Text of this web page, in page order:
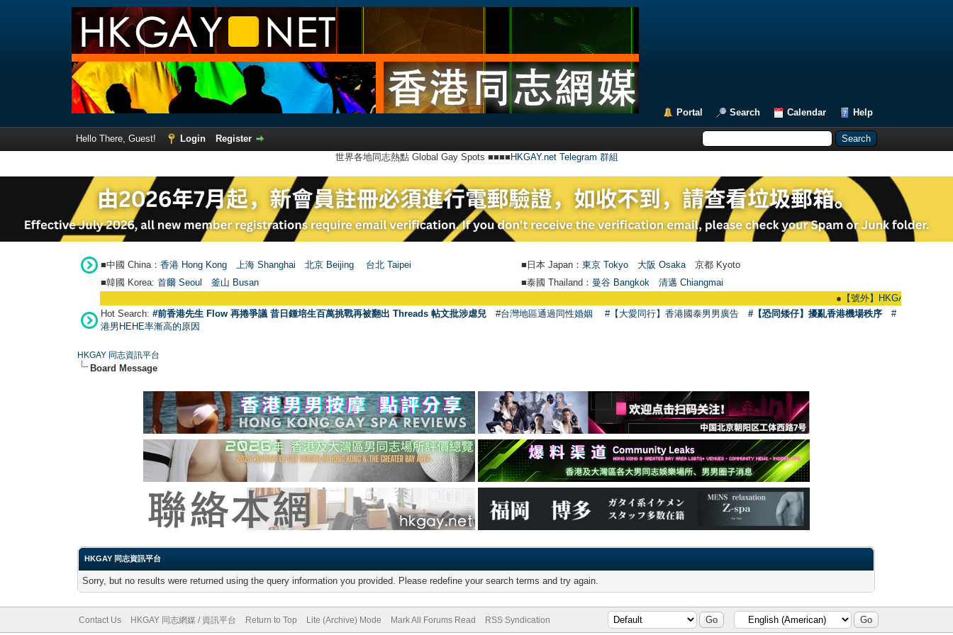
Portal Search Calendar Help
Hello There, Guest! Login
Register
世界各地同志熱點 Global Gay Spots ■■■■ HKGAY.net Telegram 群組
■中國 China： 香港 Hong Kong 上海 Shanghai 北京 Beijing 台北 Taipei ■日本 Japan： 東京 Tokyo 大阪 Osaka 京都 Kyoto
■韓國 Korea: 首爾 Seou 釜山 Busan ■泰國 Thailand： 曼谷 Bangkok
清邁 Chiangmai
【號外】HKGAY.net已啟動
Hot Search: #前香港先生 Flow 再捲爭議 昔日鍾培生百萬挑戰再被翻出 Threads 帖文批涉虐兒 #台灣地區通過同性婚姻 #【大愛同行】香港國泰男男廣告 #【恐同矮仔】擾亂香港機場秩序
#
港男HEHE率漸高的原因
HKGAY 同志資訊平台
Board Message
HKGAY 同志資訊平台
Sorry, but no results were returned using the query information you provided. Please redefine your search terms and try again.
Contact Us HKGAY 同志網媒 / 資訊平台 Return to Top Lite (Archive) Mode Mark All Forums Read RSS Syndication